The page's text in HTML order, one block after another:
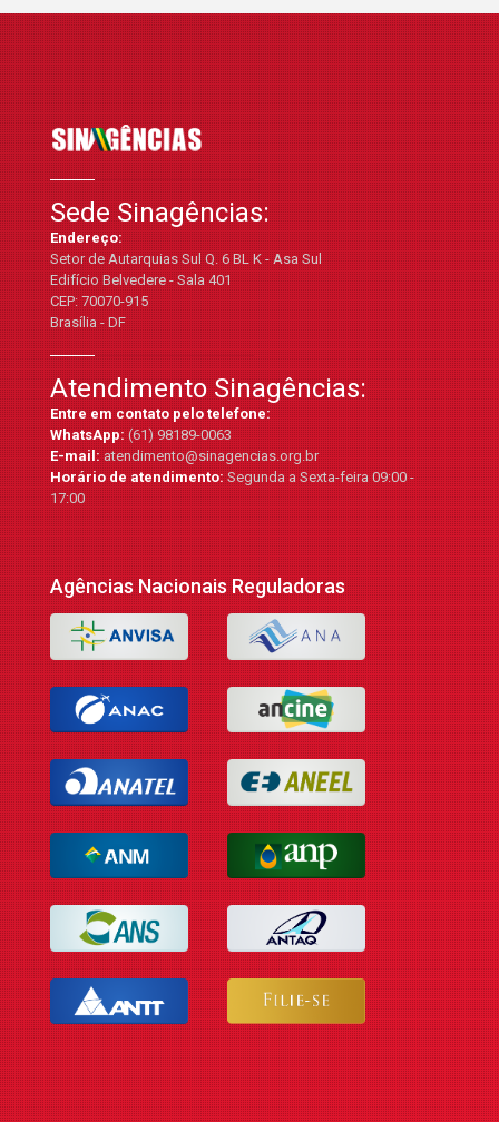
Sede Sinagências:
Endereço:
Setor de Autarquias Sul Q. 6 BL K - Asa Sul
Edifício Belvedere - Sala 401
CEP: 70070-915
Brasília - DF
Atendimento Sinagências:
Entre em contato pelo telefone:
WhatsApp:(61) 98189-0063
E-mail:atendimento@sinagencias.org.br
Horário de atendimento:Segunda a Sexta-feira 09:00 -
17:00
Agências Nacionais Reguladoras